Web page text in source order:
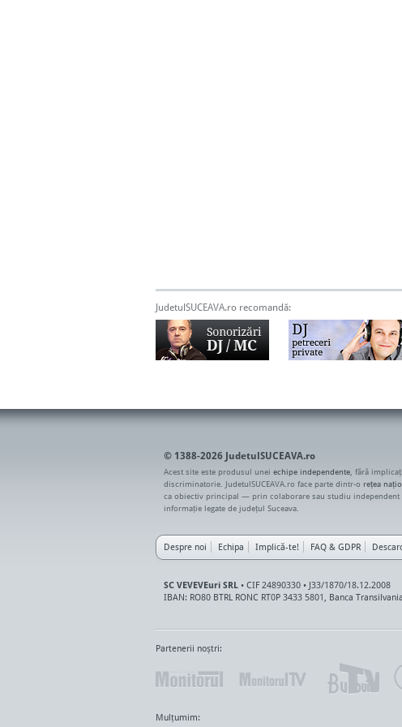
JudetulSUCEAVA.ro recomandă:
© 1388-2026 JudetulSUCEAVA.ro
Acest site este produsul unei echipe independente , fără
discriminatorie. JudetulSUCEAVA.ro face parte dintr-o rețea
ca obiectiv principal — prin colaborare sau studiu
informație legate de județul Suceava.
Despre noi Echipa Implică-te! FAQ & GDPR
SC VEVEVEuri SRL • CIF 24890330 • J33/1870/18.12.2008
IBAN: RO80 BTRL RONC RT0P 3433 5801, Banca
Partenerii noștri:
Mulțumim: